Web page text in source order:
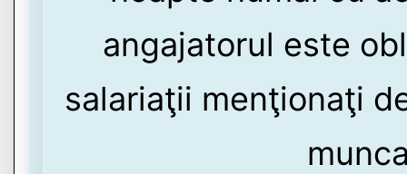
angajatorul este
salariaţii menţionaţi